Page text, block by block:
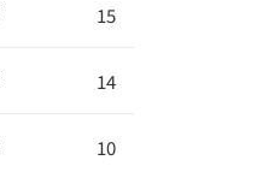
15
14
10